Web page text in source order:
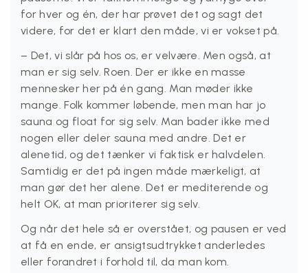
for hver og én, der har prøvet det og sagt det
videre, for det er klart den måde, vi er vokset på.
– Det, vi slår på hos os, er velvære. Men også, at
man er sig selv. Roen. Der er ikke en masse
mennesker her på én gang. Man møder ikke
mange. Folk kommer løbende, men man har jo
sauna og float for sig selv. Man bader ikke med
nogen eller deler sauna med andre. Det er
alenetid, og det tænker vi faktisk er halvdelen.
Samtidig er det på ingen måde mærkeligt, at
man gør det her alene. Det er mediterende og
helt OK, at man prioriterer sig selv.
Og når det hele så er overstået, og pausen er ved
at få en ende, er ansigtsudtrykket anderledes
eller forandret i forhold til, da man kom.